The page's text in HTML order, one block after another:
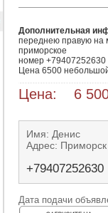
Дополнительная
переднею правую на
приморское
номер +79407252630
Цена 6500
Цена: 6
Имя: Денис
Адрес: Приморск
+79407252630
Дата подачи